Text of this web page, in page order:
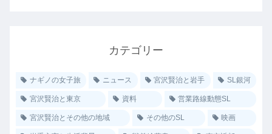
カテゴリー
ナギノの女子旅 ニュース 宮沢賢治と岩手 SL銀河
宮沢賢治と東京 資料 営業路線動態SL
宮沢賢治とその他の地域 その他のSL 映画